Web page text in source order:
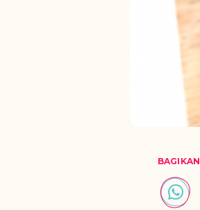
BAGIKAN